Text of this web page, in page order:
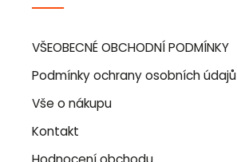
VŠEOBECNÉ OBCHODNÍ PODMÍNKY
Podmínky ochrany osobních údajů
Vše o nákupu
Kontakt